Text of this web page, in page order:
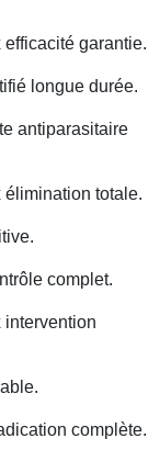
garantie.
longue durée.
antiparasitaire
totale.
complet.
intervention
complète.